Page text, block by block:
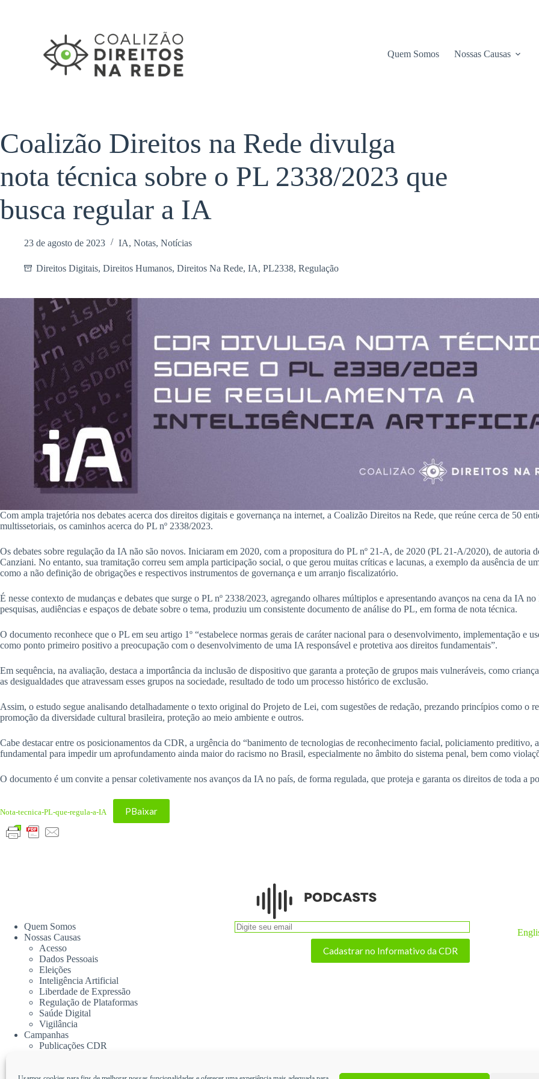
Quem Somos
Nossas Causas
Coalizão Direitos na Rede divulga
nota técnica sobre o PL 2338/2023 que
busca regular a IA
23 de agosto de 2023 IA, Notas, Notícias
Direitos Digitais, Direitos Humanos, Direitos Na Rede, IA, PL2338, Regulação
Com ampla trajetória nos debates acerca dos direitos digitais e governança na internet, a Coalizão Direitos na Rede, que reúne cerca de 50
multissetoriais, os caminhos acerca do PL nº 2338/2023.
Os debates sobre regulação da IA não são novos. Iniciaram em 2020, com a propositura do PL nº 21-A, de 2020 (PL 21-A/2020), de autoria
Canziani. No entanto, sua tramitação correu sem ampla participação social, o que gerou muitas críticas e lacunas, a exemplo da ausência de
como a não definição de obrigações e respectivos instrumentos de governança e um arranjo fiscalizatório.
É nesse contexto de mudanças e debates que surge o PL nº 2338/2023, agregando olhares múltiplos e apresentando avanços na cena da IA
pesquisas, audiências e espaços de debate sobre o tema, produziu um consistente documento de análise do PL, em forma de nota técnica.
O documento reconhece que o PL em seu artigo 1º “estabelece normas gerais de caráter nacional para o desenvolvimento, implementação e
como ponto primeiro positivo a preocupação com o desenvolvimento de uma IA responsável e protetiva aos direitos fundamentais”.
Em sequência, na avaliação, destaca a importância da inclusão de dispositivo que garanta a proteção de grupos mais vulneráveis, como
as desigualdades que atravessam esses grupos na sociedade, resultado de todo um processo histórico de exclusão.
Assim, o estudo segue analisando detalhadamente o texto original do Projeto de Lei, com sugestões de redação, prezando princípios como o
promoção da diversidade cultural brasileira, proteção ao meio ambiente e outros.
Cabe destacar entre os posicionamentos da CDR, a urgência do “banimento de tecnologias de reconhecimento facial, policiamento preditivo,
fundamental para impedir um aprofundamento ainda maior do racismo no Brasil, especialmente no âmbito do sistema penal, bem como
O documento é um convite a pensar coletivamente nos avanços da IA no país, de forma regulada, que proteja e garanta os direitos de toda a
Nota-tecnica-PL-que-regula-a-IA PBaixar
Quem Somos
Nossas Causas
Acesso
Dados Pessoais
Eleições
Inteligência Artificial
Liberdade de Expressão
Regulação de Plataformas
Saúde Digital
Vigilância
Campanhas
Publicações CDR
Cadastrar no Informativo da CDR